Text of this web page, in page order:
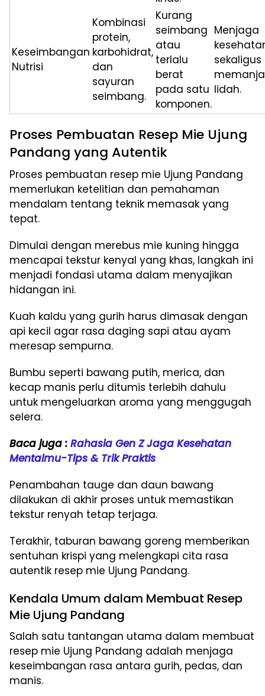
Keseimbangan
Nutrisi
Kombinasi
protein,
karbohidrat,
dan
sayuran
seimbang.
Kurang
seimbang
atau
terlalu
berat
pada satu
komponen.
Menjaga
sekaligus
lidah.
Proses Pembuatan Resep Mie Ujung
Pandang yang Autentik
Proses pembuatan resep mie Ujung Pandang
memerlukan ketelitian dan pemahaman
mendalam tentang teknik memasak yang
tepat.
Dimulai dengan merebus mie kuning hingga
mencapai tekstur kenyal yang khas, langkah ini
menjadi fondasi utama dalam menyajikan
hidangan ini.
Kuah kaldu yang gurih harus dimasak dengan
api kecil agar rasa daging sapi atau ayam
meresap sempurna.
Bumbu seperti bawang putih, merica, dan
kecap manis perlu ditumis terlebih dahulu
untuk mengeluarkan aroma yang menggugah
selera.
Baca juga : Rahasia Gen Z Jaga Kesehatan
Mentalmu-Tips & Trik Praktis
Penambahan tauge dan daun bawang
dilakukan di akhir proses untuk memastikan
tekstur renyah tetap terjaga.
Terakhir, taburan bawang goreng memberikan
sentuhan krispi yang melengkapi cita rasa
autentik resep mie Ujung Pandang.
Kendala Umum dalam Membuat Resep
Mie Ujung Pandang
Salah satu tantangan utama dalam membuat
resep mie Ujung Pandang adalah menjaga
keseimbangan rasa antara gurih, pedas, dan
manis.